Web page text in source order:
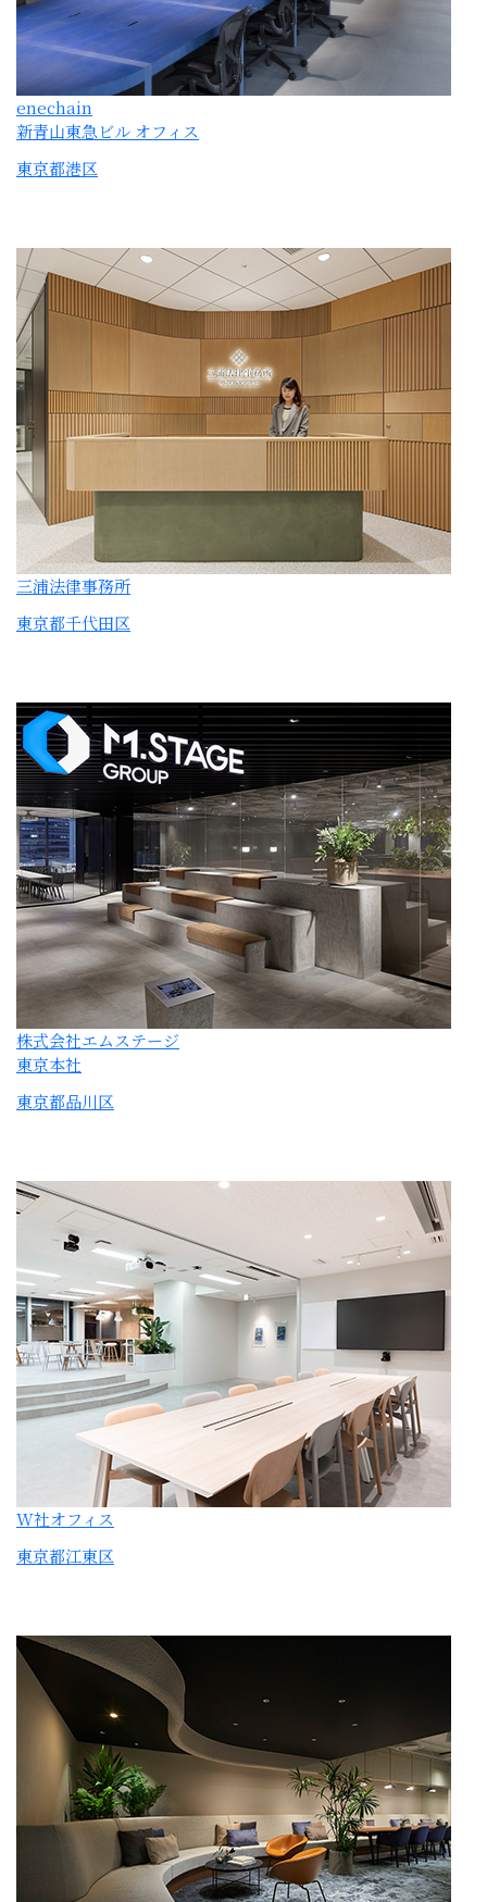
三浦法律事務所
東京都千代田区
株式会社エムステージ
東京本社
東京都品川区
W社オフィス
東京都江東区
D社オフィス
東京都千代田区